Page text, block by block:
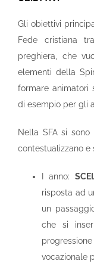
Gli obiettivi
Fede cristiana
preghiera, che
elementi della
formare animatori
di esempio per gli
Nella SFA si
contestualizzano e
I anno:
risposta ad
un
che si
vocazionale